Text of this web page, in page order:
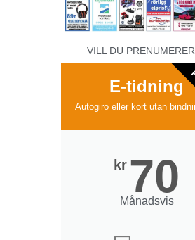
VILL DU
E-tidning
Autogiro eller kort utan
kr 70
Månadsvis